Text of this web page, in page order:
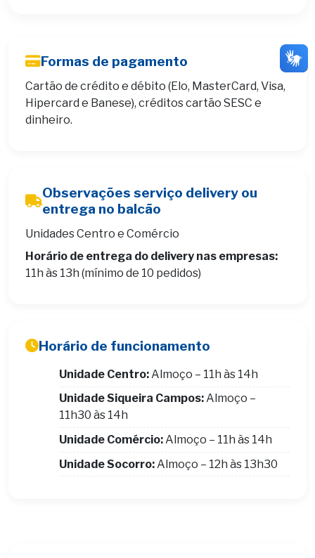
Formas de pagamento
Cartão de crédito e débito (Elo, MasterCard, Visa,
Hipercard e Banese), créditos cartão SESC e
dinheiro.
Observações serviço delivery ou
entrega no balcão
Unidades Centro e Comércio
Horário de entrega do delivery nas empresas:
11h às 13h (mínimo de 10 pedidos)
Horário de funcionamento
Unidade Centro: Almoço – 11h às 14h
Unidade Siqueira Campos:Almoço –
11h30 às 14h
Unidade Comércio:Almoço – 11h às 14h
Unidade Socorro: Almoço – 12h às 13h30